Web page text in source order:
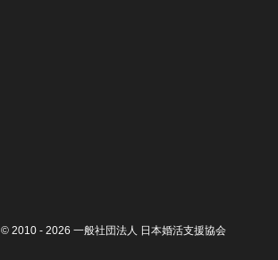
© 2010 - 2026 一般社団法人 日本婚活支援協会